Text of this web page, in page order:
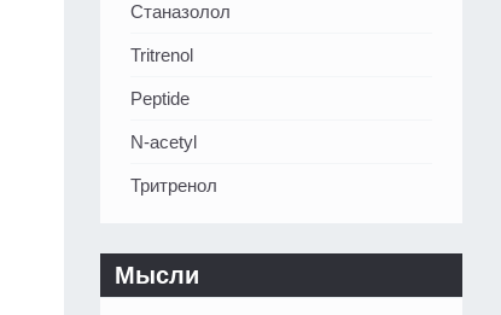
Станазолол
Tritrenol
Peptide
N-acetyl
Тритренол
Мысли